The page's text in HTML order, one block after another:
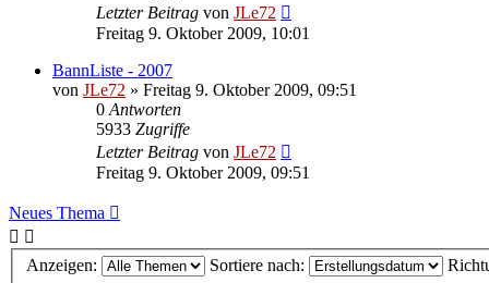
Letzter Beitrag von JLe72
Freitag 9. Oktober 2009, 10:01
BannListe - 2007
von JLe72 » Freitag 9. Oktober 2009, 09:51
0 Antworten
5933 Zugriffe
Letzter Beitrag von JLe72
Freitag 9. Oktober 2009, 09:51
Neues Thema
Anzeigen: Sortiere nach: